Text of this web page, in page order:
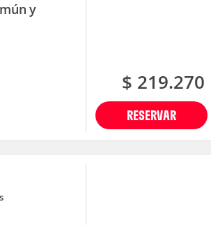
y
RESERVAR
$ 219.270